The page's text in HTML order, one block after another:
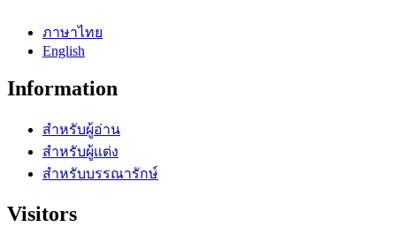
ภาษาไทย
English
Information
สำหรับผู้อ่าน
สำหรับผู้แต่ง
สำหรับบรรณารักษ์
Visitors